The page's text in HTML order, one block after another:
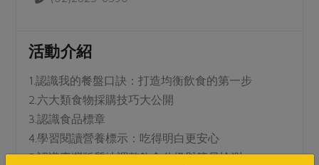
優惠專區
素食專區
樂齡友善
養身食補
高麗菜海鮮煎餅
典藏閱覽室
地區活動
社務會議
活動報下載
活動介紹
1.認識我的餐盤口訣：打造均衡飲食的第一步
2.六大類食物採購技巧大公開
3.認識食品標章
4.學習閱讀營養標示：吃得明白更安心
5.認識臺灣版質地調整飲食分級與簡易檢測